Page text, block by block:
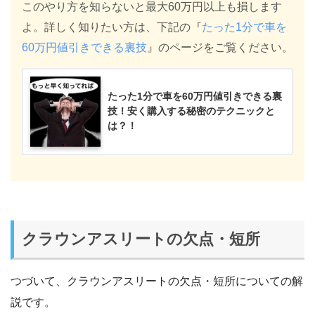
このやり方を知らないと最大60万円以上も損します
よ。詳しく知りたい方は、下記の『たった1分で車を
60万円値引きできる裏技』のページをご覧ください。
たった1分で車を60万円値引きできる裏
技！安く購入する秘密のテクニックと
は？！
クラウンアスリートの欠点・短所
つづいて、クラウンアスリートの欠点・短所についての解
説です。